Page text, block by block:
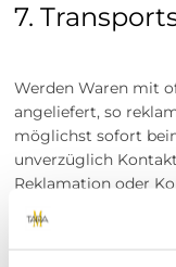
7.
Werden Waren mit
angeliefert, so
möglichst sofort
unverzüglich
Reklamation oder
gesetzlichen
insbesondere Ihre